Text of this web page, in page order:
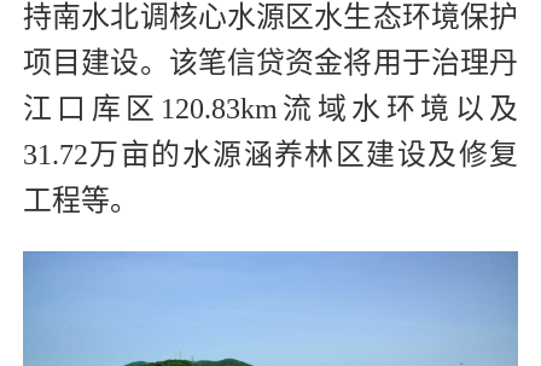
持南水北调核心水源区水生态环境保护
项目建设。该笔信贷资金将用于治理丹
江口库区120.83km流域水环境以及
31.72万亩的水源涵养林区建设及修复
工程等。